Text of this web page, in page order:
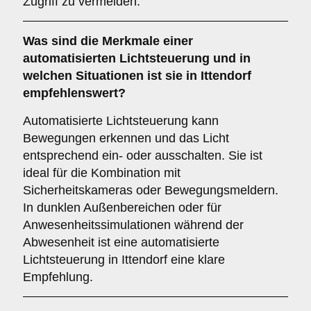
Was sind die Merkmale einer
automatisierten Lichtsteuerung und in
welchen Situationen ist sie in Ittendorf
empfehlenswert?
Automatisierte Lichtsteuerung kann
Bewegungen erkennen und das Licht
entsprechend ein- oder ausschalten. Sie ist
ideal für die Kombination mit
Sicherheitskameras oder Bewegungsmeldern.
In dunklen Außenbereichen oder für
Anwesenheitssimulationen während der
Abwesenheit ist eine automatisierte
Lichtsteuerung in Ittendorf eine klare
Empfehlung.